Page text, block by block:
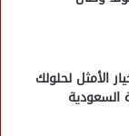
الأمثل لحلولك
السعودية